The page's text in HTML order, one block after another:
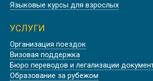
Языковые курсы для взрослых
УСЛУГИ
Организация поездок
Визовая поддержка
Бюро переводов и легализации
Образование за рубежом